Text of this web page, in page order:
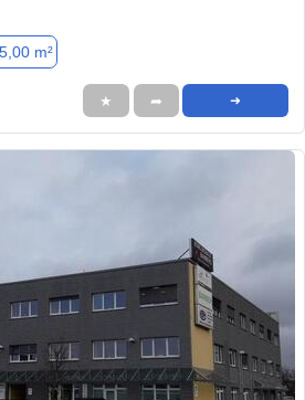
m²
★ ➦ ➜